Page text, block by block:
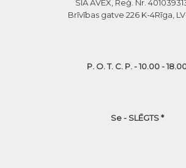
SIA AVEX, Reģ. Nr.
Brīvības gatve 226 K-4Rīga,
P. O. T. C. P. - 10.00 -
Se - SLĒGTS *